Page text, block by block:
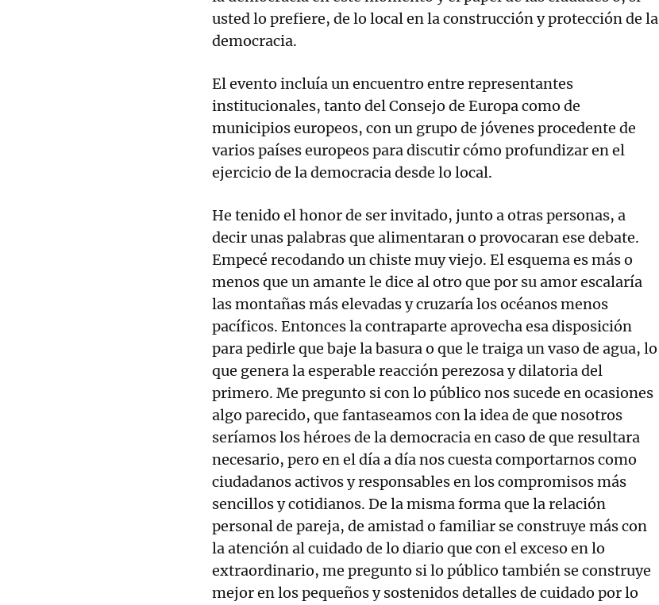
usted lo prefiere, de lo local en la construcción y protección de la
democracia.
El evento incluía un encuentro entre representantes
institucionales, tanto del Consejo de Europa como de
municipios europeos, con un grupo de jóvenes procedente de
varios países europeos para discutir cómo profundizar en el
ejercicio de la democracia desde lo local.
He tenido el honor de ser invitado, junto a otras personas, a
decir unas palabras que alimentaran o provocaran ese debate.
Empecé recodando un chiste muy viejo. El esquema es más o
menos que un amante le dice al otro que por su amor escalaría
las montañas más elevadas y cruzaría los océanos menos
pacíficos. Entonces la contraparte aprovecha esa disposición
para pedirle que baje la basura o que le traiga un vaso de agua, lo
que genera la esperable reacción perezosa y dilatoria del
primero. Me pregunto si con lo público nos sucede en ocasiones
algo parecido, que fantaseamos con la idea de que nosotros
seríamos los héroes de la democracia en caso de que resultara
necesario, pero en el día a día nos cuesta comportarnos como
ciudadanos activos y responsables en los compromisos más
sencillos y cotidianos. De la misma forma que la relación
personal de pareja, de amistad o familiar se construye más con
la atención al cuidado de lo diario que con el exceso en lo
extraordinario, me pregunto si lo público también se construye
mejor en los pequeños y sostenidos detalles de cuidado por lo